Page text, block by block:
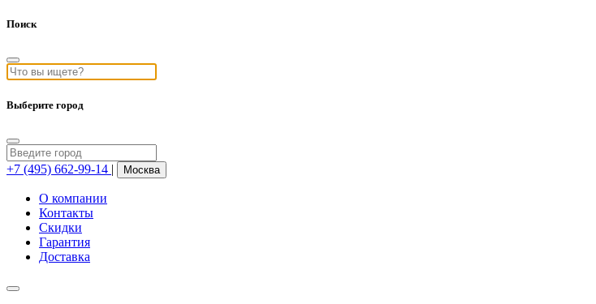
Поиск
Выберите город
+7 (495) 662-99-14 | Москва
О компании
Контакты
Скидки
Гарантия
Доставка